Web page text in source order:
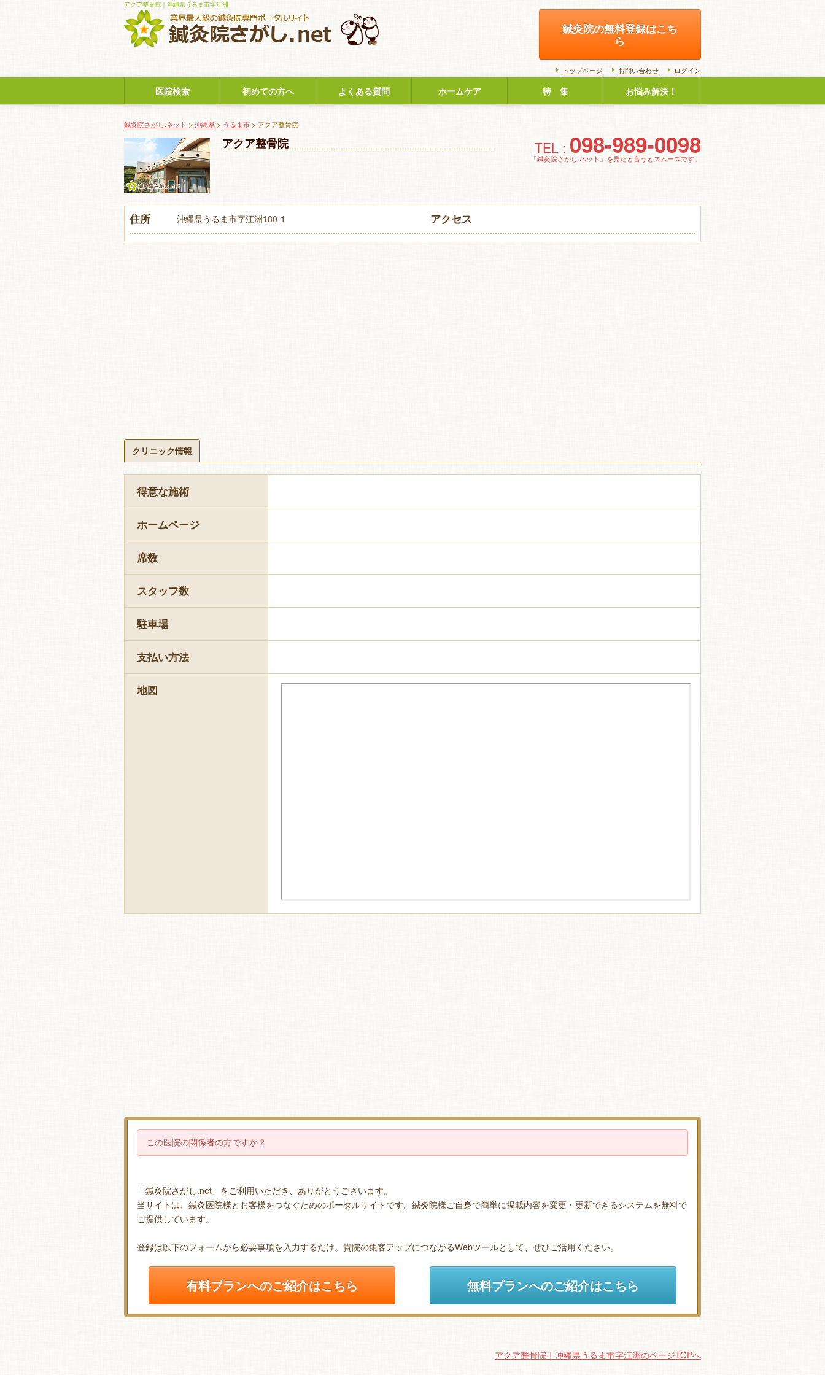
アクア整骨院｜沖縄県うるま市字江洲
鍼灸院の無料登録はこち
ら
トップページ お問い合わせ ログイン
医院検索 初めての方へ よくある質問 ホームケア 特 集 お悩み解決！
鍼灸院さがし.ネット > 沖縄県 > うるま市 > アクア整骨院
アクア整骨院 TEL : 098-989-0098
「鍼灸院さがし.ネット」を見たと言うとスムーズです。
住所 沖縄県うるま市字江洲180-1 アクセス
クリニック情報
得意な施術
ホームページ
席数
スタッフ数
駐車場
支払い方法
地図
この医院の関係者の方ですか？
「鍼灸院さがし.net」をご利用いただき、ありがとうございます。
当サイトは、鍼灸医院様とお客様をつなぐためのポータルサイトです。鍼灸院様ご自身で簡単に掲載内容を変更・更新できるシステムを無料で
ご提供しています。
登録は以下のフォームから必要事項を入力するだけ。貴院の集客アップにつながるWebツールとして、ぜひご活用ください。
有料プランへのご紹介はこちら 無料プランへのご紹介はこちら
アクア整骨院｜沖縄県うるま市字江洲のページTOPへ